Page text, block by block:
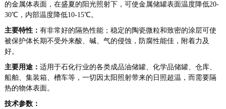
的金属体表面，在盛夏的阳光照射下，可使金属储罐表面温度降低20-
30℃，内部温度降低10-15℃。
主要特性： 有非常好的隔热性能；稳定的陶瓷微粒和致密的涂层可使
被保护体长期不受外来酸、碱、气的侵蚀，防腐性能佳，附着力及
好。
主要用途： 适用于石化行业的各类成品油储罐、化学品储罐、仓库、
船舶、集装箱、槽车等，一切因太阳照射带来的日照超温，而需要隔
热的物体表面。
技术参数：